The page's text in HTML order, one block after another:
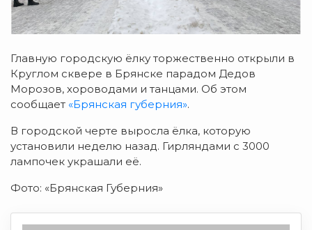
Главную городскую ёлку торжественно открыли в
Круглом сквере в Брянске парадом Дедов
Морозов, хороводами и танцами. Об этом
сообщает «Брянская губерния».
В городской черте выросла ёлка, которую
установили неделю назад. Гирляндами с 3000
лампочек украшали её.
Фото: «Брянская Губерния»